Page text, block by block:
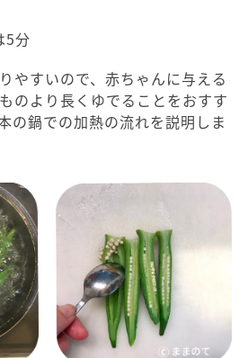
5分
やすいので、赤ちゃんに与える
のより長くゆでることをおすす
の鍋での加熱の流れを説明しま